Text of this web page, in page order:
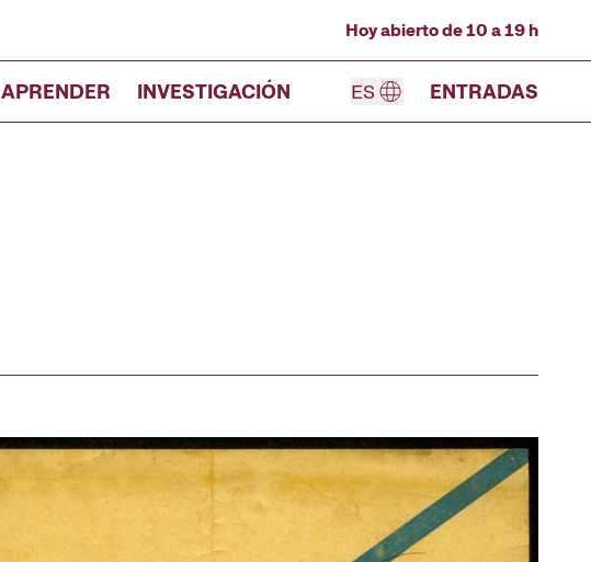
Hoy abierto de 10 a 19 h
APRENDER INVESTIGACIÓN ES ENTRADAS